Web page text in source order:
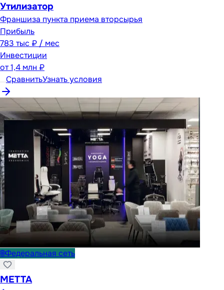
Утилизатор
Франшиза пункта приема вторсырья
Прибыль
783 тыс ₽ / мес
Инвестиции
от1,4 млн ₽
СравнитьУзнать условия
🌐Федеральная сеть
METTA